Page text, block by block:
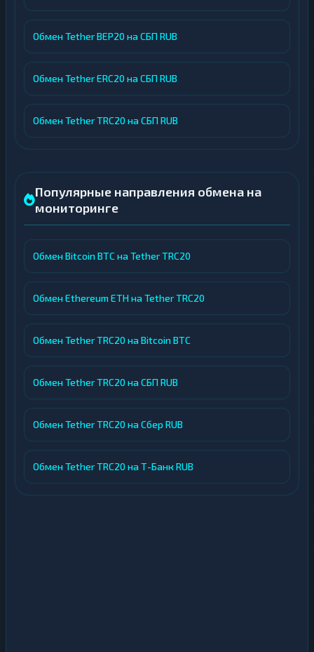
Обмен Tether BEP20 на СБП RUB
Обмен Tether ERC20 на СБП RUB
Обмен Tether TRC20 на СБП RUB
Популярные направления обмена на
мониторинге
Обмен Bitcoin BTC на Tether TRC20
Обмен Ethereum ETH на Tether TRC20
Обмен Tether TRC20 на Bitcoin BTC
Обмен Tether TRC20 на СБП RUB
Обмен Tether TRC20 на Сбер RUB
Обмен Tether TRC20 на Т-Банк RUB